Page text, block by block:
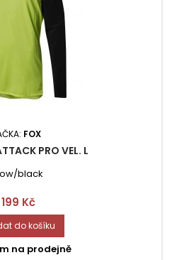
FOX
PRO VEL. L
black
Kč
do košíku
na prodejně